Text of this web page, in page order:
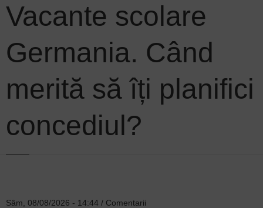
Vacante scolare
Germania. Când
merită să îți planifici
concediul?
Sâm, 08/08/2026 - 14:44 / Comentarii